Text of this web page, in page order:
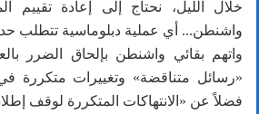
خلال الليل، نحتاج إلى إعادة تقييم
واشنطن... أي عملية دبلوماسية تتطلب
واتهم بقائي واشنطن بإلحاق الضرر
«رسائل متناقضة» وتغييرات متكررة
فضلاً عن «الانتهاكات المتكررة لوقف